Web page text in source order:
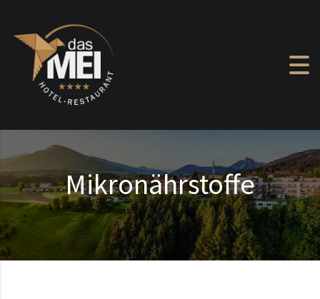
Mikronährstoffe